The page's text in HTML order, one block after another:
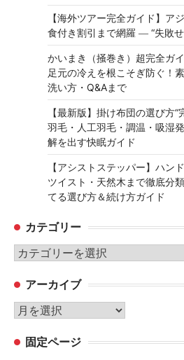
【海外ツアー完全ガイド】ア
食付き割引まで網羅 ― “失敗
かいまき（掻巻き）超完全ガ
足元の冷えを根こそぎ防ぐ！
洗い方・Q&Aまで
【最新版】掛け布団の選び方“
羽毛・人工羽毛・調温・吸湿
解を出す快眠ガイド
【アシストステッパー】ハン
ツイスト・天然木まで徹底分
てる選び方＆続け方ガイド
カテゴリー
カ
ゴ
リ
ー
アーカイブ
ア
カ 固定ページ